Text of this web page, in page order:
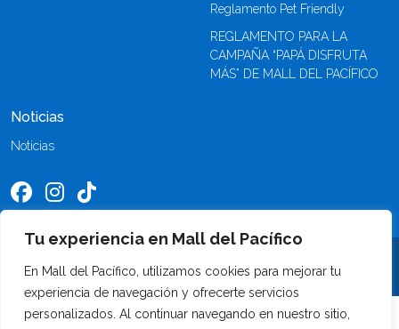
Tu experiencia en Mall del Pacífico
En Mall del Pacífico, utilizamos cookies para mejorar tu
experiencia de navegación y ofrecerte servicios
personalizados. Al continuar navegando en nuestro sitio,
Reglamento Pet Friendly
REGLAMENTO PARA LA
CAMPAÑA “PAPÁ DISFRUTA
MÁS” DE MALL DEL PACÍFICO
Noticias
Noticias
©2026 Mall del Pacífico. Todos los derechos reservados